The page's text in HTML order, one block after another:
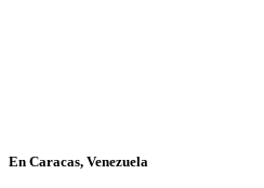
En Caracas, Venezuela